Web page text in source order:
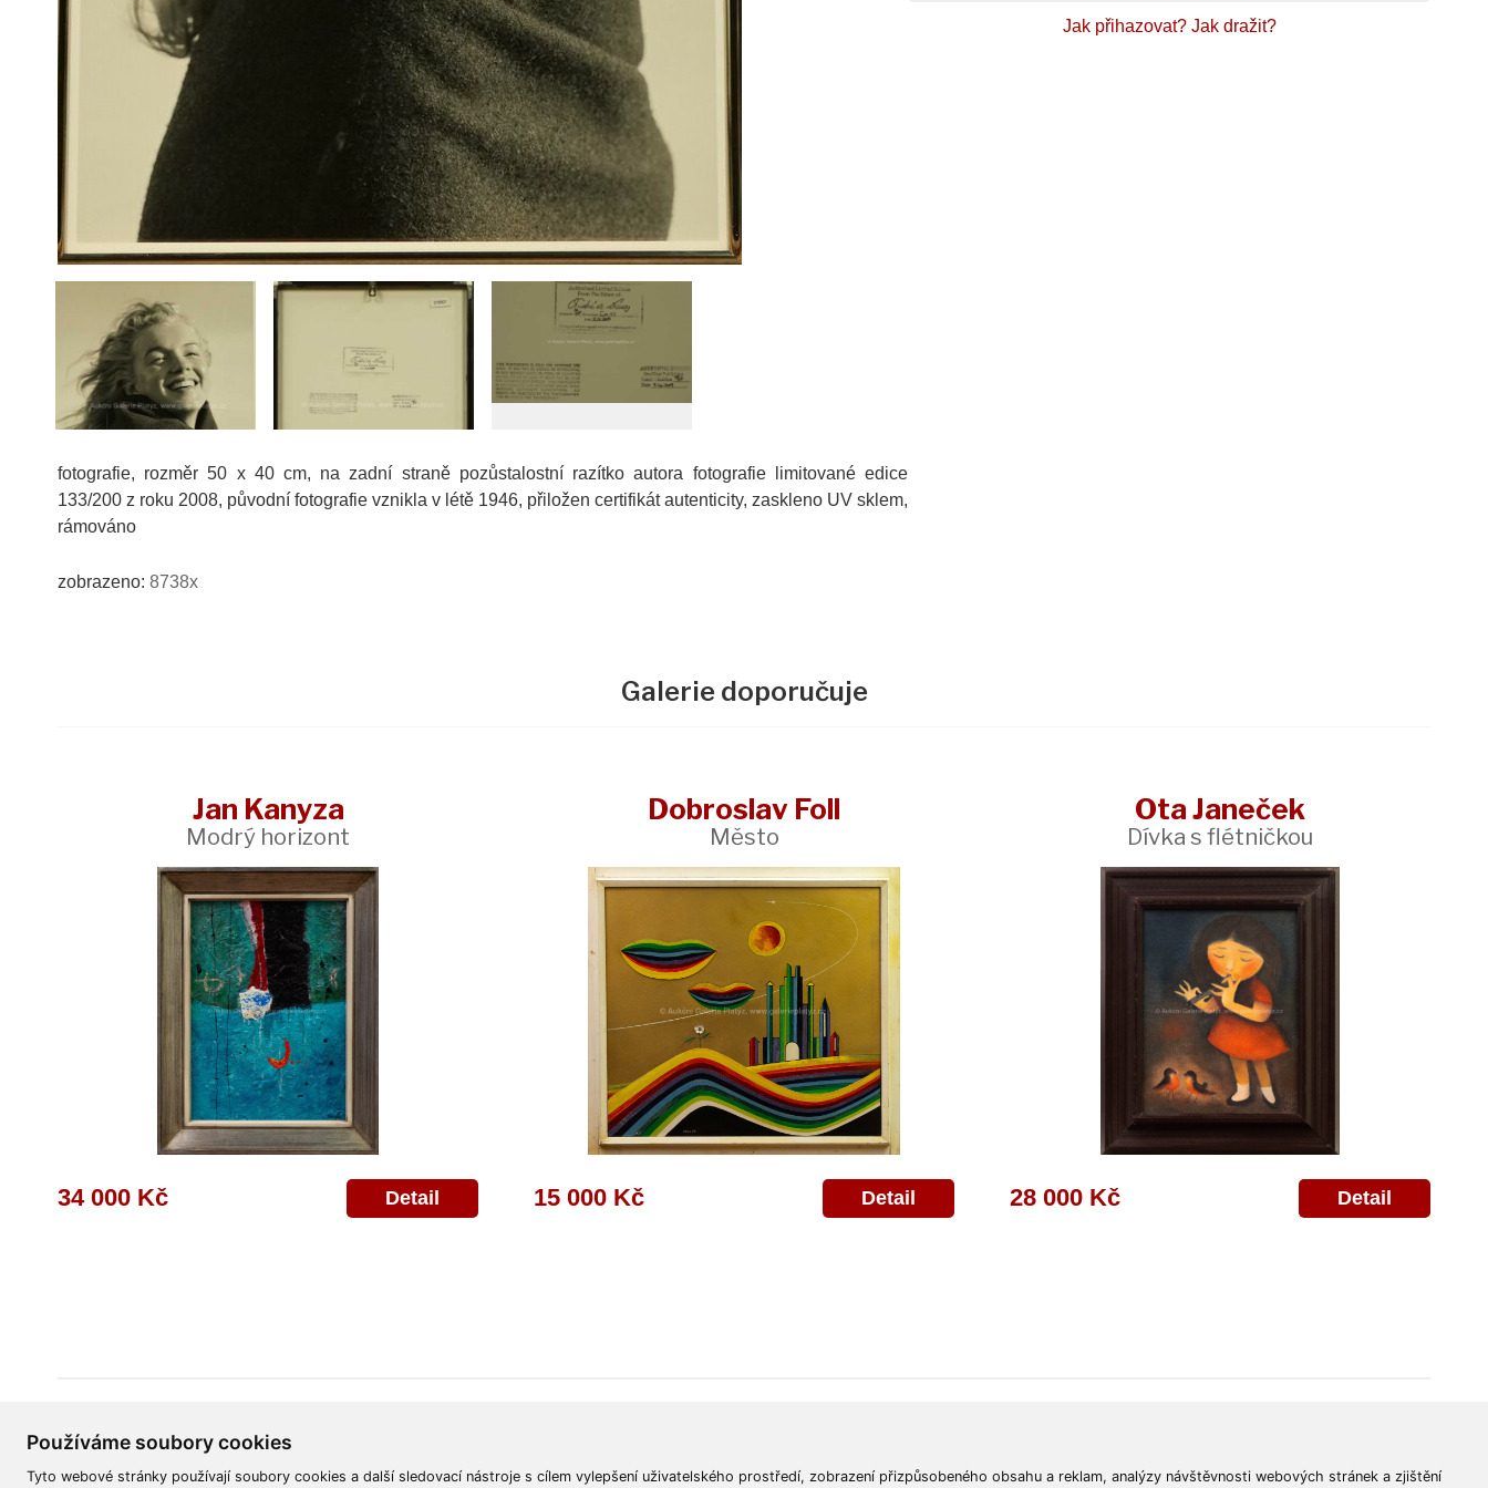
Používáme soubory cookies
Tyto webové stránky používají soubory cookies a další sledovací nástroje s cílem vylepšení uživatelského prostředí, zobrazení přizpůsobeného obsahu a reklam, analýzy návštěvnosti webových stránek a zjištění
fotografie, rozměr 50 x 40 cm, na zadní straně pozůstalostní razítko autora fotografie limitované edice
133/200 z roku 2008, původní fotografie vznikla v létě 1946, přiložen certifikát autenticity, zaskleno UV sklem,
rámováno
zobrazeno: 8738x
Jak přihazovat? Jak dražit?
Galerie doporučuje
Jan Kanyza
Modrý horizont
34 000 Kč Detail
Dobroslav Foll
Město
15 000 Kč Detail
Ota Janeček
Dívka s flétničkou
28 000 Kč Detail